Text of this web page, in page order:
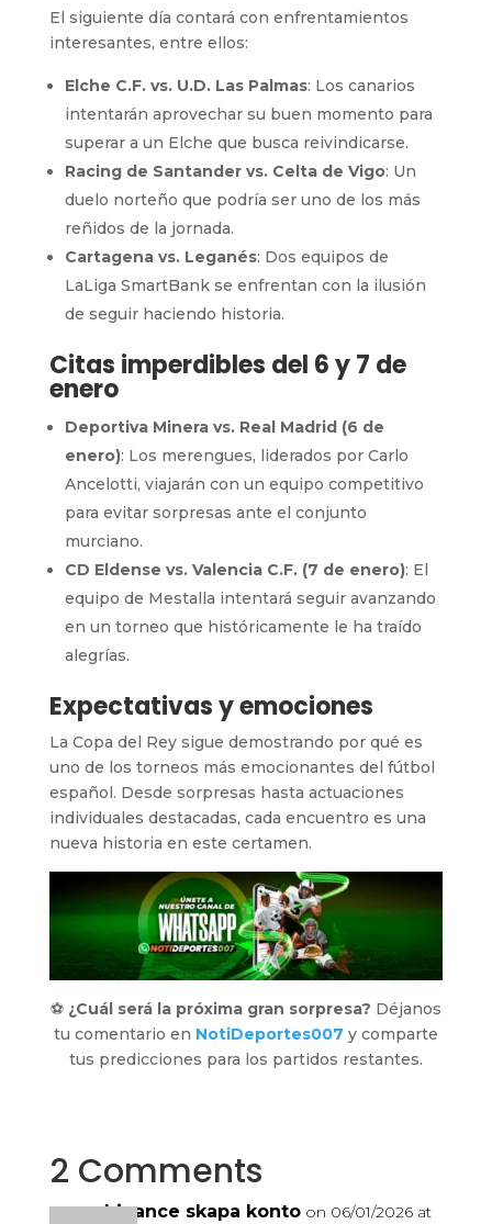
El siguiente día contará con enfrentamientos
interesantes, entre ellos:
Elche C.F. vs. U.D. Las Palmas: Los canarios
intentarán aprovechar su buen momento para
superar a un Elche que busca reivindicarse.
Racing de Santander vs. Celta de Vigo: Un
duelo norteño que podría ser uno de los más
reñidos de la jornada.
Cartagena vs. Leganés: Dos equipos de
LaLiga SmartBank se enfrentan con la ilusión
de seguir haciendo historia.
Citas imperdibles del 6 y 7 de
enero
Deportiva Minera vs. Real Madrid (6 de
enero): Los merengues, liderados por Carlo
Ancelotti, viajarán con un equipo competitivo
para evitar sorpresas ante el conjunto
murciano.
CD Eldense vs. Valencia C.F. (7 de enero): El
equipo de Mestalla intentará seguir avanzando
en un torneo que históricamente le ha traído
alegrías.
Expectativas y emociones
La Copa del Rey sigue demostrando por qué es
uno de los torneos más emocionantes del fútbol
español. Desde sorpresas hasta actuaciones
individuales destacadas, cada encuentro es una
nueva historia en este certamen.
⚽ ¿Cuál será la próxima gran sorpresa? Déjanos
tu comentario en NotiDeportes007 y comparte
tus predicciones para los partidos restantes.
2 Comments
binance skapa konto on 06/01/2026 at